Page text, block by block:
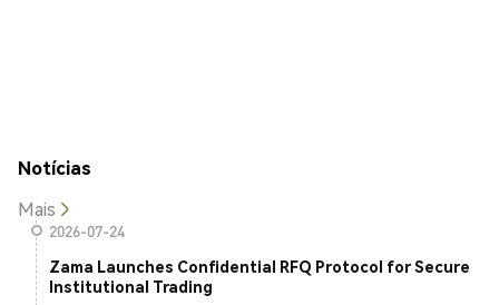
Notícias
Mais
2026-07-24
Zama Launches Confidential RFQ Protocol for Secure
Institutional Trading